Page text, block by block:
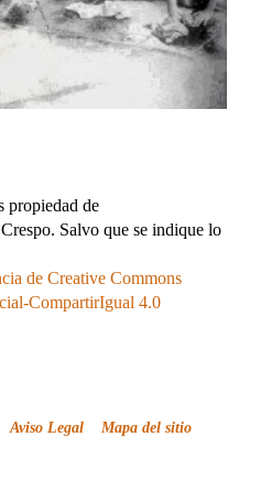
propiedad de
Salvo que se indique lo
de Creative Commons
CompartirIgual 4.0
Aviso Legal Mapa del sitio